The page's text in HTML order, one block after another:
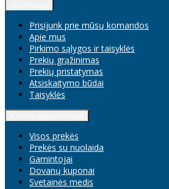
Prisijunk prie mūsų komandos
Apie mus
Pirkimo sąlygos ir taisyklės
Prekių grąžinimas
Prekių pristatymas
Atsiskaitymo būdai
Taisyklės
Visos prekės
Prekės su nuolaida
Gamintojai
Dovanų kuponai
Svetainės medis